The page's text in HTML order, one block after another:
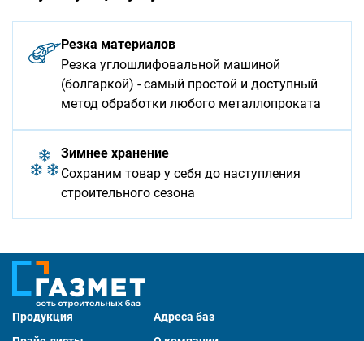
Резка материалов
Резка углошлифовальной машиной
(болгаркой) - самый простой и доступный
метод обработки любого металлопроката
Зимнее хранение
Сохраним товар у себя до наступления
строительного сезона
Продукция
Адреса баз